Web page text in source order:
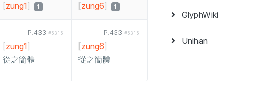
[zung1] 1 [zung6] 1
P.433 #5315
[zung1]
從之簡體
P.433 #5315
[zung6]
從之簡體
GlyphWiki
Unihan